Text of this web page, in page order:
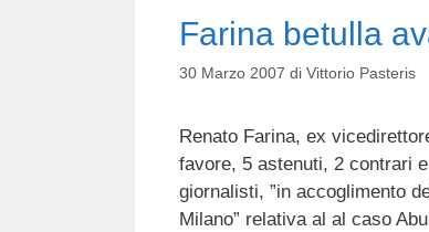
Farina betulla
30 Marzo 2007 di Vittorio Pasteris
Renato Farina, ex
favore, 5 astenuti, 2 contrari
giornalisti, ”in accoglimento
Milano” relativa al al caso